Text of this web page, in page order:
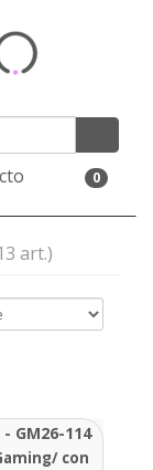
0
art.)
- GM26-114
con